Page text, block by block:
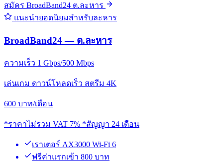
สมัคร BroadBand24 ต.ละหาร
แนะนำยอดนิยมสำหรับละหาร
BroadBand24 — ต.ละหาร
ความเร็ว 1 Gbps/500 Mbps
เล่นเกม ดาวน์โหลดเร็ว สตรีม 4K
600 บาท/เดือน
*ราคาไม่รวม VAT 7% *สัญญา 24 เดือน
เราเตอร์ AX3000 Wi-Fi 6
ฟรีค่าแรกเข้า 800 บาท